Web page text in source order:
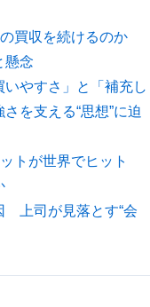
の買収を続けるのか
懸念
やすさ」と「補充し
を支える“思想”に迫
ットが世界でヒット
上司が見落とす“会